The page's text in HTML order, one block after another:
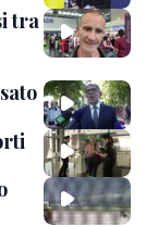
tra